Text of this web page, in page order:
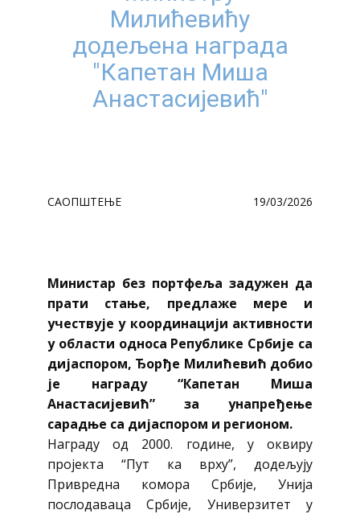
Милићевићу
додељена награда
"Капетан Миша
Анастасијевић"
САОПШТЕЊЕ 19/03/2026
Министар без портфеља задужен да
прати стање, предлаже мере и
учествује у координацији активности
у области односа Републике Србије са
дијаспором, Ђорђе Милићевић добио
је награду “Капетан Миша
Анастасијевић” за унапређење
сарадње са дијаспором и регионом.
Награду од 2000. године, у оквиру
пројекта “Пут ка врху”, додељују
Привредна комора Србије, Унија
послодаваца Србије, Универзитет у